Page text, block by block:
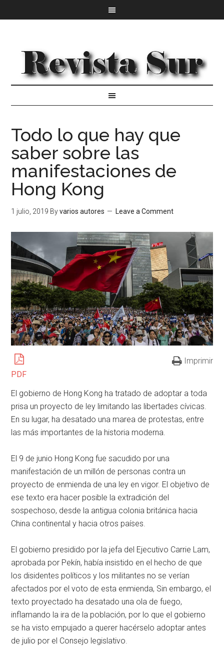
Todo lo que hay que
saber sobre las
manifestaciones de
Hong Kong
1 julio, 2019 Byvarios autores Leave a Comment
PDF
Imprimir
El gobierno de Hong Kong ha tratado de adoptar a toda
prisa un proyecto de ley limitando las libertades cívicas.
En su lugar, ha desatado una marea de protestas, entre
las más importantes de la historia moderna.
El 9 de junio Hong Kong fue sacudido por una
manifestación de un millón de personas contra un
proyecto de enmienda de una ley en vigor. El objetivo de
ese texto era hacer posible la extradición del
sospechoso, desde la antigua colonia británica hacia
China continental y hacia otros países.
El gobierno presidido por la jefa del Ejecutivo Carrie Lam,
aprobada por Pekín, había insistido en el hecho de que
los disidentes políticos y los militantes no se verían
afectados por el voto de esta enmienda, Sin embargo, el
texto proyectado ha desatado una ola de fuego,
inflamando la ira de la población, por lo que el gobierno
se ha visto empujado a querer hacérselo adoptar antes
de julio por el Consejo legislativo.